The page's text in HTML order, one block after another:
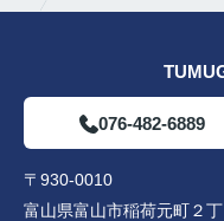
076-482-6889
〒930-0010
富山県富山市稲荷元町２